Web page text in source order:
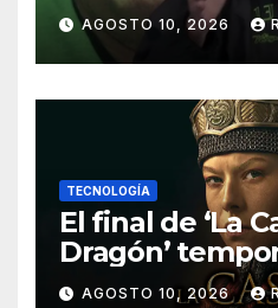
AGOSTO 10, 2026
TECNOLOGÍA
El final de ‘La
Dragón’
explicado:
AGOSTO 10, 2026